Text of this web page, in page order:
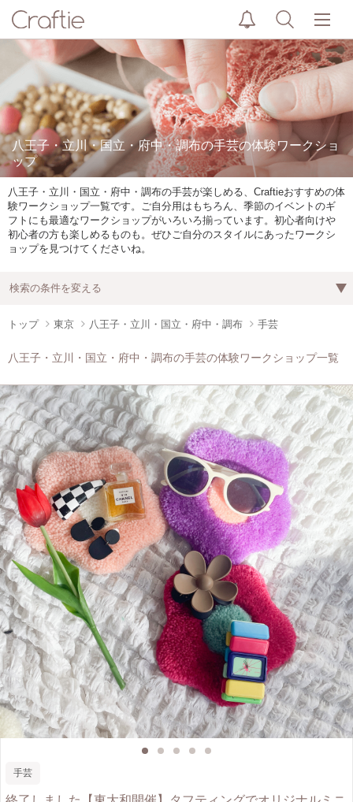
八王子・立川・国立・府中・調布の手芸の体験ワークショ
ップ
八王子・立川・国立・府中・調布の手芸が楽しめる、Craftieおすすめの体
験ワークショップ一覧です。ご自分用はもちろん、季節のイベントのギ
フトにも最適なワークショップがいろいろ揃っています。初心者向けや
初心者の方も楽しめるものも。ぜひご自分のスタイルにあったワークシ
ョップを見つけてくださいね。
検索の条件を変える
トップ 東京 八王子・立川・国立・府中・調布 手芸
八王子・立川・国立・府中・調布の手芸の体験ワークショップ一覧
手芸